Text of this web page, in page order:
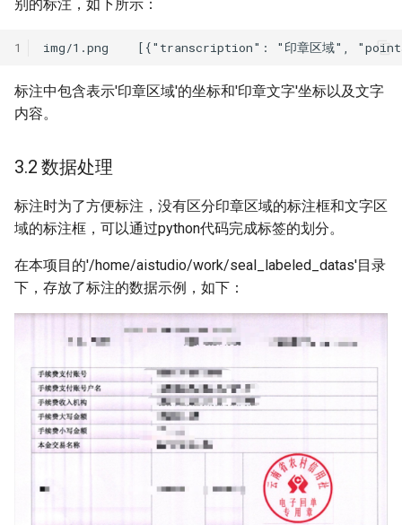
别的标注，如下所示：
1
标注中包含表示'印章区域'的坐标和'印章文字'坐标以及文字
内容。
3.2 数据处理
标注时为了方便标注，没有区分印章区域的标注框和文字区
域的标注框，可以通过python代码完成标签的划分。
在本项目的'/home/aistudio/work/seal_labeled_datas'目录
下，存放了标注的数据示例，如下：